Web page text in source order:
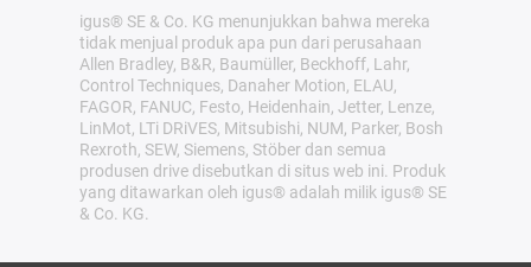
igus® SE & Co. KG menunjukkan bahwa mereka
tidak menjual produk apa pun dari perusahaan
Allen Bradley, B&R, Baumüller, Beckhoff, Lahr,
Control Techniques, Danaher Motion, ELAU,
FAGOR, FANUC, Festo, Heidenhain, Jetter, Lenze,
LinMot, LTi DRiVES, Mitsubishi, NUM, Parker, Bosh
Rexroth, SEW, Siemens, Stöber dan semua
produsen drive disebutkan di situs web ini. Produk
yang ditawarkan oleh igus® adalah milik igus® SE
& Co. KG.